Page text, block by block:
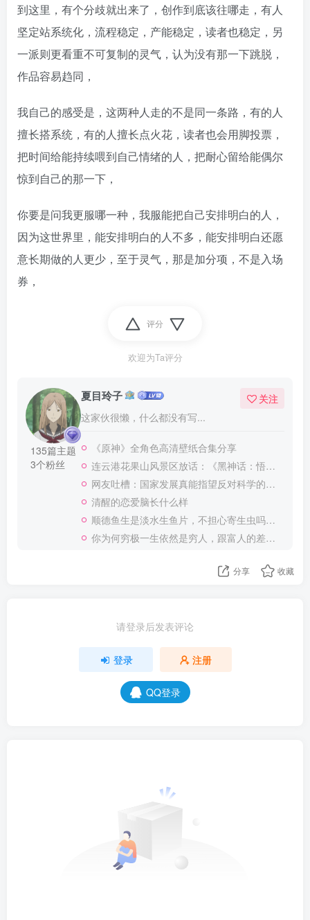
到这里，有个分歧就出来了，创作到底该往哪走，有人
坚定站系统化，流程稳定，产能稳定，读者也稳定，另
一派则更看重不可复制的灵气，认为没有那一下跳脱，
作品容易趋同，
我自己的感受是，这两种人走的不是同一条路，有的人
擅长搭系统，有的人擅长点火花，读者也会用脚投票，
把时间给能持续喂到自己情绪的人，把耐心留给能偶尔
惊到自己的那一下，
你要是问我更服哪一种，我服能把自己安排明白的人，
因为这世界里，能安排明白的人不多，能安排明白还愿
意长期做的人更少，至于灵气，那是加分项，不是入场
券，
评分
欢迎为Ta评分
135篇主题
3个粉丝
夏目玲子
这家伙很懒，什么都没有写...
关注
《原神》全角色高清壁纸合集分享
连云港花果山风景区放话：《黑神话：悟空》通关者可免费获门票
网友吐槽：国家发展真能指望反对科学的群体说的那样不靠科学靠神棍吗
清醒的恋爱脑长什么样
顺德鱼生是淡水生鱼片，不担心寄生虫吗？网友：大数据不会骗人！
你为何穷极一生依然是穷人，跟富人的差距在哪里？不仅太墨守成规
分享 收藏
请登录后发表评论
登录 注册
QQ登录